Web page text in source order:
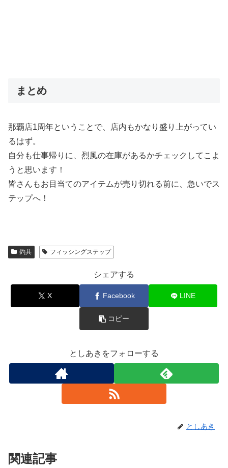
まとめ
那覇店1周年ということで、店内もかなり盛り上がってい
るはず。
自分も仕事帰りに、烈風の在庫があるかチェックしてこよ
うと思います！
皆さんもお目当てのアイテムが売り切れる前に、急いでス
テップへ！
釣具 フィッシングステップ
シェアする
X Facebook LINE
コピー
としあきをフォローする
としあき
関連記事